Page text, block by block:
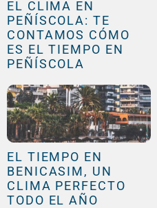
EL CLIMA EN
PEÑÍSCOLA: TE
CONTAMOS CÓMO
ES EL TIEMPO EN
PEÑÍSCOLA
EL TIEMPO EN
BENICASIM, UN
CLIMA PERFECTO
TODO EL AÑO